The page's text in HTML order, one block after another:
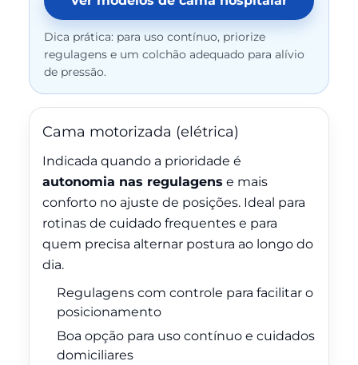
Dica prática: para uso contínuo, priorize
regulagens e um colchão adequado para alívio
de pressão.
Cama motorizada (elétrica)
Indicada quando a prioridade é
autonomia nas regulagens e mais
conforto no ajuste de posições. Ideal para
rotinas de cuidado frequentes e para
quem precisa alternar postura ao longo do
dia.
Regulagens com controle para facilitar o
posicionamento
Boa opção para uso contínuo e cuidados
domiciliares